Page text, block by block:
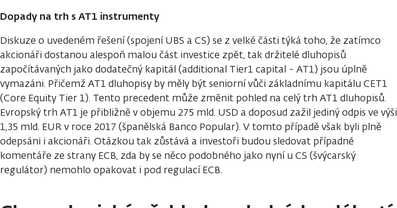
Dopady na trh s AT1 instrumenty
Diskuze o uvedeném řešení (spojení UBS a CS) se z velké části týká toho, že zatímco
akcionáři dostanou alespoň malou část investice zpět, tak držitelé dluhopisů
započítávaných jako dodatečný kapitál (additional Tier1 capital - AT1) jsou úplně
vymazáni. Přičemž AT1 dluhopisy by měly být seniorní vůči základnímu kapitálu CET1
(Core Equity Tier 1). Tento precedent může změnit pohled na celý trh AT1 dluhopisů.
Evropský trh AT1 je přibližně v objemu 275 mld. USD a doposud zažil jediný odpis ve výši
1,35 mld. EUR v roce 2017 (španělská Banco Popular). V tomto případě však byli plně
odepsáni i akcionáři. Otázkou tak zůstává a investoři budou sledovat případné
komentáře ze strany ECB, zda by se něco podobného jako nyní u CS (švýcarský
regulátor) nemohlo opakovat i pod regulací ECB.